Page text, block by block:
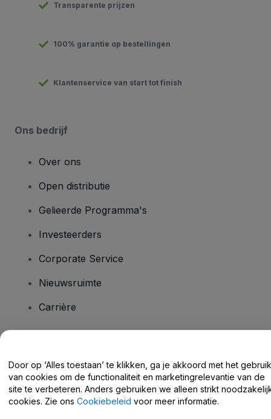
Transparente prijzen
100% garantie op bestellingen
Klantenservice van start tot finish
Ons bedrijf
Over ons
Open distributie
Gelieerde Programma's
Investeerders
Corporate Service
Nieuwsruimte
Carrière
Helpcentrum / Neem Contact Met Ons Op
Door op ‘Alles toestaan’ te klikken, ga je akkoord met het gebruik
van cookies om de functionaliteit en marketingrelevantie van de
site te verbeteren. Anders gebruiken we alleen strikt
cookies. Zie ons Cookiebeleid voor meer informatie.